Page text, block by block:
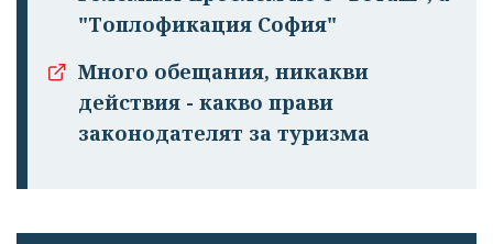
"Топлофикация София"
Много обещания, никакви
действия - какво прави
законодателят за туризма